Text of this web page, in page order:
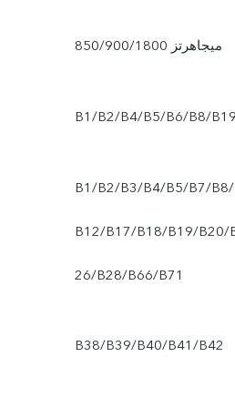
850/900/1800 ميجاهرتز
B1/B2/B4/B5/B6/B8/
B1/B2/B3/B4/B5/B7/B8/
B12/B17/B18/B19/B20/
26/B28/B66/B71
B38/B39/B40/B41/B42